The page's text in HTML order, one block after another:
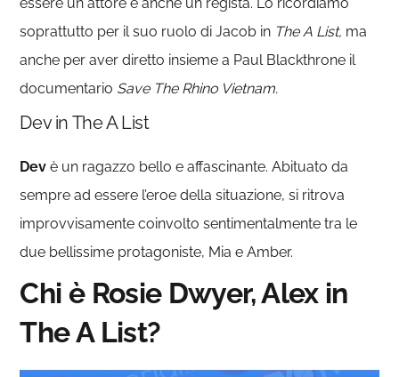
essere un attore è anche un regista. Lo ricordiamo
soprattutto per il suo ruolo di Jacob in The A List, ma
anche per aver diretto insieme a Paul Blackthrone il
documentario Save The Rhino Vietnam.
Dev in The A List
Devè un ragazzo bello e affascinante. Abituato da
sempre ad essere l’eroe della situazione, si ritrova
improvvisamente coinvolto sentimentalmente tra le
due bellissime protagoniste, Mia e Amber.
Chi è Rosie Dwyer, Alex in
The A List?